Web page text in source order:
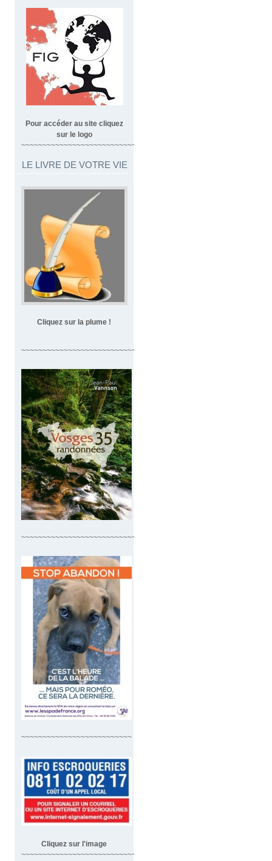
Pour accéder au site cliquez
sur le logo
~~~~~~~~~~~~~~~~~~~~~~~~~~~~~~~~~
LE LIVRE DE VOTRE VIE
Cliquez sur la plume !
~~~~~~~~~~~~~~~~~~~~~~~~~~~~~~~~~~
~~~~~~~~~~~~~~~~~~~~~~~~~~~~~~~~~
~~~~~~~~~~~~~~~~~~~~~~~~~~
Cliquez sur l'image
~~~~~~~~~~~~~~~~~~~~~~~~~~~~~~~~~~~~